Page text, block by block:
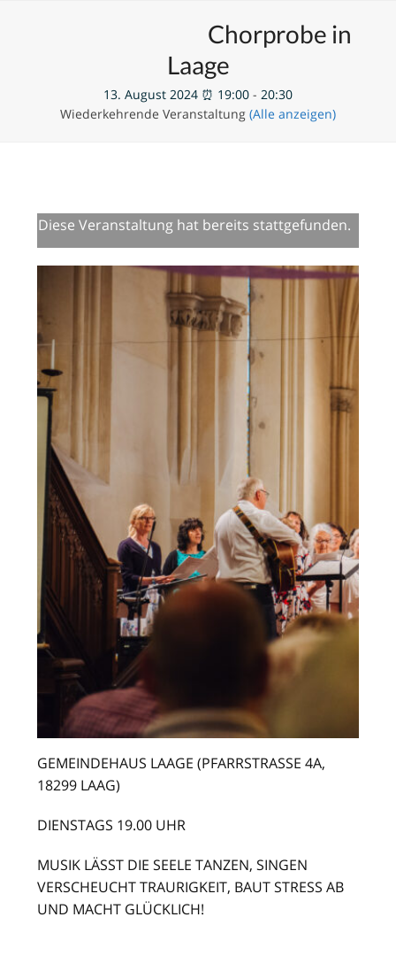
Chorprobe in
Laage
13. August 2024 ⏰ 19:00 - 20:30
Wiederkehrende Veranstaltung (Alle anzeigen)
Diese Veranstaltung hat bereits stattgefunden.
GEMEINDEHAUS LAAGE (PFARRSTRASSE 4A,
18299 LAAG)
DIENSTAGS 19.00 UHR
MUSIK LÄSST DIE SEELE TANZEN, SINGEN
VERSCHEUCHT TRAURIGKEIT, BAUT STRESS AB
UND MACHT GLÜCKLICH!